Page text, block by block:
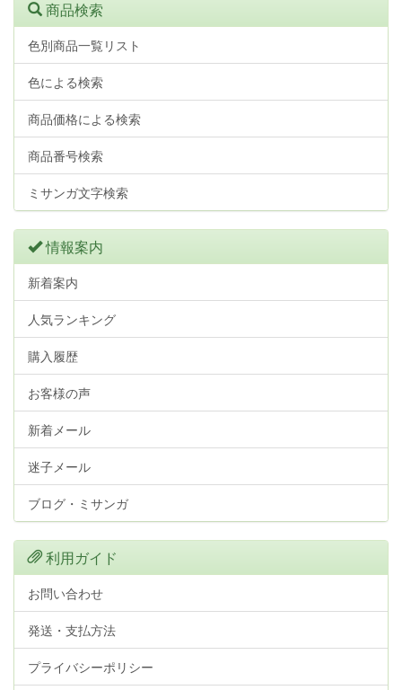
商品検索
色別商品一覧リスト
色による検索
商品価格による検索
商品番号検索
ミサンガ文字検索
情報案内
新着案内
人気ランキング
購入履歴
お客様の声
新着メール
迷子メール
ブログ・ミサンガ
利用ガイド
お問い合わせ
発送・支払方法
プライバシーポリシー